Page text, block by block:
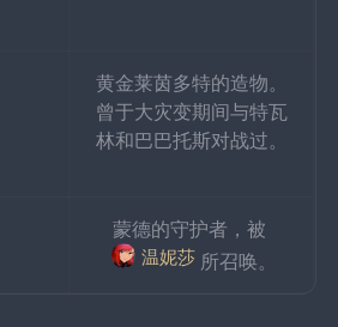
黄金莱茵多特的造物。
曾于大灾变期间与特瓦
林和巴巴托斯对战过。
蒙德的守护者，被
温妮莎 所召唤。